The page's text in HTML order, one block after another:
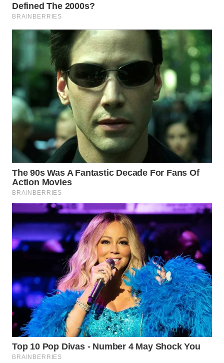
WN
MALUT
WN
DAIRI
WN
DANAU
TOBA
WN
NIAS
WN
LANGKAT
WN
TANJUNG
LESUNG
WN
KARO